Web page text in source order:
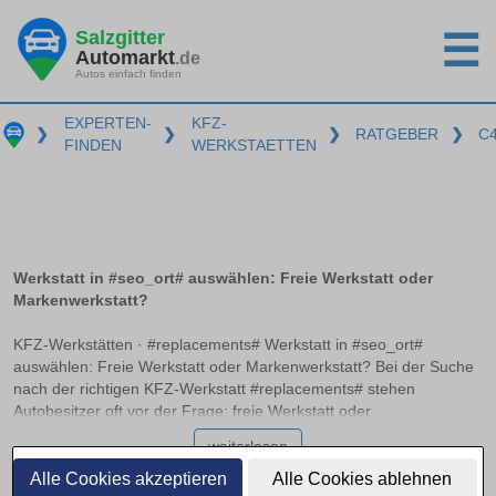
Alle Cookies akzeptieren Alle Cookies ablehnen
Salzgitter
Automarkt.de
Autos einfach finden ☰
❯
EXPERTEN-
FINDEN
❯
KFZ-
WERKSTAETTEN
❯ RATGEBER ❯
Werkstatt in #seo_ort# auswählen: Freie Werkstatt oder
Markenwerkstatt?
KFZ-Werkstätten · #replacements# Werkstatt in #seo_ort#
auswählen: Freie Werkstatt oder Markenwerkstatt? Bei der Suche
nach der richtigen KFZ-Werkstatt #replacements# stehen
Autobesitzer oft vor der Frage: freie Werkstatt oder
Markenwerkstatt? Beide Optionen haben ihre Vor- und Nachteile,
und es ist wichtig, die Unterschiede zu kennen, um die richtige
Entscheidung zu treffen. Zertifizierungen wie ATU, Bosch oder
weiterlesen